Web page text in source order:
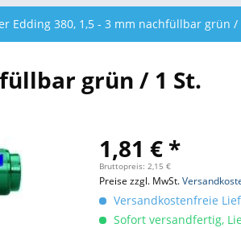
Edding 380, 1,5 - 3 mm nachfüllbar grün /
grün / 1 St.
1,81 € *
Bruttopreis: 2,15 €
Preise zzgl. MwSt.
Versandkostenfreie
Sofort versandfertig,